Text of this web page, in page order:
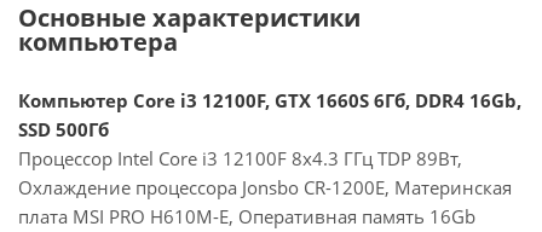
Основные характеристики
компьютера
Компьютер Core i3 12100F, GTX 1660S 6Гб, DDR4 16Gb,
SSD 500Гб
Процессор Intel Core i3 12100F 8x4.3 ГГц TDP 89Вт,
Охлаждение процессора Jonsbo CR-1200E, Материнская
плата MSI PRO H610M-E, Оперативная память 16Gb